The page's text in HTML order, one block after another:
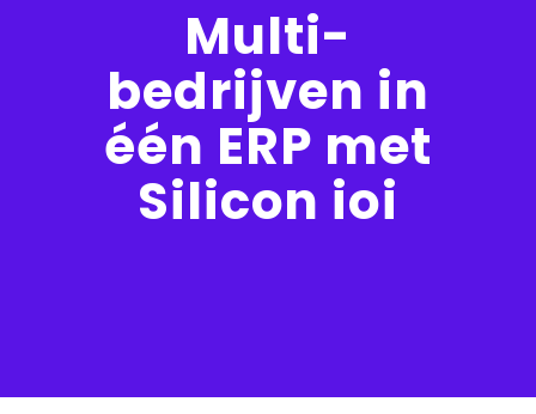
Multi-
bedrijven in
één ERP met
Silicon ioi